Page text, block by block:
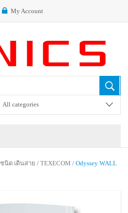
My Account
All categories
ชนิด เดินสาย / TEXECOM / Odyssey WALL